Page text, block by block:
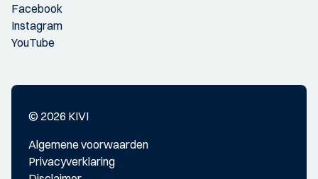
Facebook
Instagram
YouTube
© 2026 KIVI
Algemene voorwaarden
Privacyverklaring